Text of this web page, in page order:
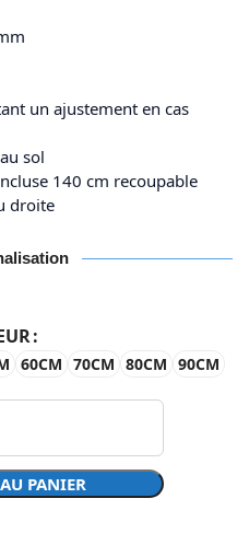
un ajustement en cas
sol
140 cm recoupable
droite
60CM 70CM 80CM 90CM
PANIER